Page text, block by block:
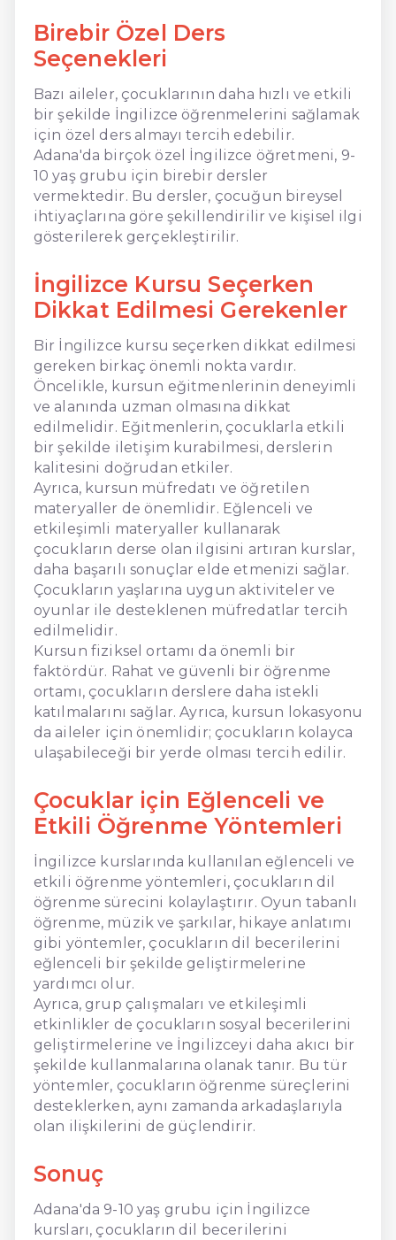
Birebir Özel Ders
Seçenekleri
Bazı aileler, çocuklarının daha hızlı ve etkili
bir şekilde İngilizce öğrenmelerini sağlamak
için özel ders almayı tercih edebilir.
Adana'da birçok özel İngilizce öğretmeni, 9-
10 yaş grubu için birebir dersler
vermektedir. Bu dersler, çocuğun bireysel
ihtiyaçlarına göre şekillendirilir ve kişisel ilgi
gösterilerek gerçekleştirilir.
İngilizce Kursu Seçerken
Dikkat Edilmesi Gerekenler
Bir İngilizce kursu seçerken dikkat edilmesi
gereken birkaç önemli nokta vardır.
Öncelikle, kursun eğitmenlerinin deneyimli
ve alanında uzman olmasına dikkat
edilmelidir. Eğitmenlerin, çocuklarla etkili
bir şekilde iletişim kurabilmesi, derslerin
kalitesini doğrudan etkiler.
Ayrıca, kursun müfredatı ve öğretilen
materyaller de önemlidir. Eğlenceli ve
etkileşimli materyaller kullanarak
çocukların derse olan ilgisini artıran kurslar,
daha başarılı sonuçlar elde etmenizi sağlar.
Çocukların yaşlarına uygun aktiviteler ve
oyunlar ile desteklenen müfredatlar tercih
edilmelidir.
Kursun fiziksel ortamı da önemli bir
faktördür. Rahat ve güvenli bir öğrenme
ortamı, çocukların derslere daha istekli
katılmalarını sağlar. Ayrıca, kursun lokasyonu
da aileler için önemlidir; çocukların kolayca
ulaşabileceği bir yerde olması tercih edilir.
Çocuklar için Eğlenceli ve
Etkili Öğrenme Yöntemleri
İngilizce kurslarında kullanılan eğlenceli ve
etkili öğrenme yöntemleri, çocukların dil
öğrenme sürecini kolaylaştırır. Oyun tabanlı
öğrenme, müzik ve şarkılar, hikaye anlatımı
gibi yöntemler, çocukların dil becerilerini
eğlenceli bir şekilde geliştirmelerine
yardımcı olur.
Ayrıca, grup çalışmaları ve etkileşimli
etkinlikler de çocukların sosyal becerilerini
geliştirmelerine ve İngilizceyi daha akıcı bir
şekilde kullanmalarına olanak tanır. Bu tür
yöntemler, çocukların öğrenme süreçlerini
desteklerken, aynı zamanda arkadaşlarıyla
olan ilişkilerini de güçlendirir.
Sonuç
Adana'da 9-10 yaş grubu için İngilizce
kursları, çocukların dil becerilerini